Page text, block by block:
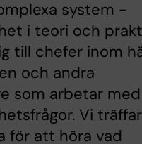
system -
i teori och
till chefer inom
och andra
som arbetar med
Vi
för att höra vad